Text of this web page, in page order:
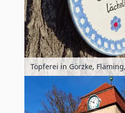
Töpferei in Görzke,